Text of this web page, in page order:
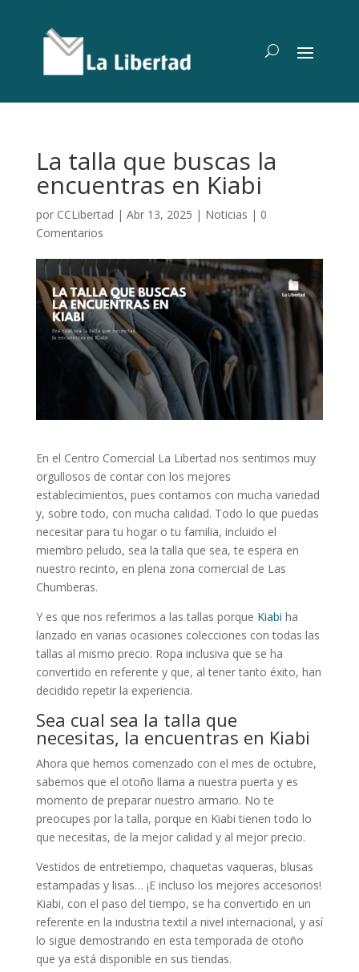
La talla que buscas la
encuentras en Kiabi
por CCLibertad | Abr 13, 2025 | Noticias | 0
Comentarios
En el Centro Comercial La Libertad nos sentimos muy
orgullosos de contar con los mejores
establecimientos, pues contamos con mucha variedad
y, sobre todo, con mucha calidad. Todo lo que puedas
necesitar para tu hogar o tu familia, incluido el
miembro peludo, sea la talla que sea, te espera en
nuestro recinto, en plena zona comercial de Las
Chumberas.
Y es que nos referimos a las tallas porque Kiabi ha
lanzado en varias ocasiones colecciones con todas las
tallas al mismo precio. Ropa inclusiva que se ha
convertido en referente y que, al tener tanto éxito, han
decidido repetir la experiencia.
Sea cual sea la talla que
necesitas, la encuentras en Kiabi
Ahora que hemos comenzado con el mes de octubre,
sabemos que el otoño llama a nuestra puerta y es
momento de preparar nuestro armario. No te
preocupes por la talla, porque en Kiabi tienen todo lo
que necesitas, de la mejor calidad y al mejor precio.
Vestidos de entretiempo, chaquetas vaqueras, blusas
estampadas y lisas… ¡E incluso los mejores accesorios!
Kiabi, con el paso del tiempo, se ha convertido en un
referente en la industria textil a nivel internacional, y así
lo sigue demostrando en esta temporada de otoño
que ya está disponible en sus tiendas.